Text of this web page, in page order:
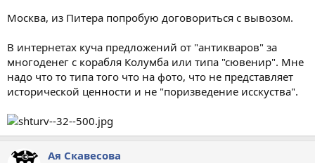
Москва, из Питера попробую договориться с вывозом.
В интернетах куча предложений от "антикваров" за
многоденег с корабля Колумба или типа "сювенир". Мне
надо что то типа того что на фото, что не представляет
исторической ценности и не "поризведение исскуства".
Ая Скавесова